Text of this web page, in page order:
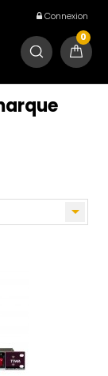
Connexion
0
